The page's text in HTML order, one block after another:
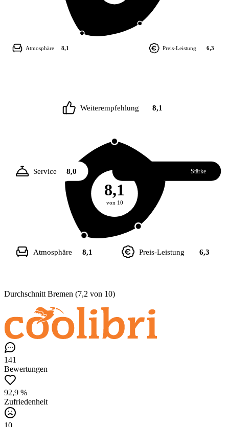
Preis-Leistung 6,3
Atmosphäre 8,1
8,1
von 10
Weiterempfehlung 8,1
Stärke
Preis-Leistung 6,3
Atmosphäre 8,1
Service 8,0
Durchschnitt Bremen (7,2 von 10)
141
Bewertungen
92,9 %
Zufriedenheit
10